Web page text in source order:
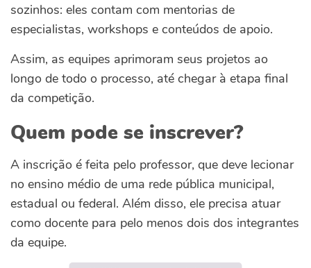
sozinhos: eles contam com mentorias de
especialistas, workshops e conteúdos de apoio.
Assim, as equipes aprimoram seus projetos ao
longo de todo o processo, até chegar à etapa final
da competição.
Quem pode se inscrever?
A inscrição é feita pelo professor, que deve lecionar
no ensino médio de uma rede pública municipal,
estadual ou federal. Além disso, ele precisa atuar
como docente para pelo menos dois dos integrantes
da equipe.